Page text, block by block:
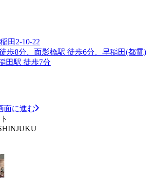
田2-10-22
歩8分、面影橋駅 徒歩6分、早稲田(都電)
田駅 徒歩7分
面に進む